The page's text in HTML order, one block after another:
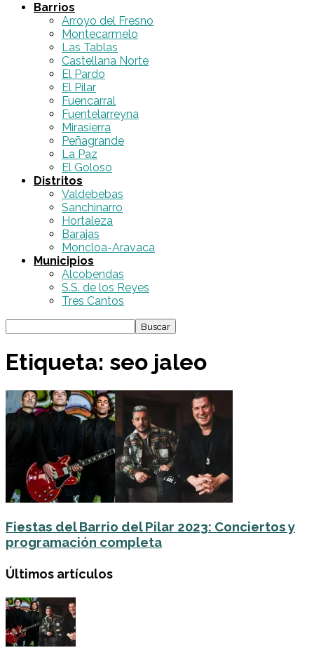
Barrios
Arroyo del Fresno
Montecarmelo
Las Tablas
Castellana Norte
El Pardo
El Pilar
Fuencarral
Fuentelarreyna
Mirasierra
Peñagrande
La Paz
El Goloso
Distritos
Valdebebas
Sanchinarro
Hortaleza
Barajas
Moncloa-Aravaca
Municipios
Alcobendas
S.S. de los Reyes
Tres Cantos
Etiqueta: seo jaleo
Fiestas del Barrio del Pilar 2023: Conciertos y
programación completa
Últimos artículos